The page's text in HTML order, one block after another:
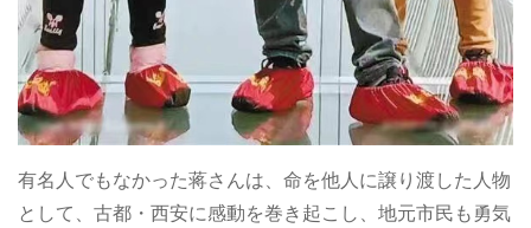
有名人でもなかった蒋さんは、命を他人に譲り渡した人物
として、古都・西安に感動を巻き起こし、地元市民も勇気